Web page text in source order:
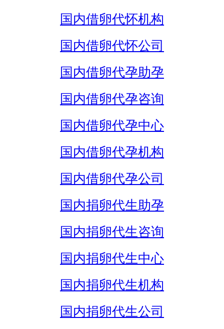
国内借卵代怀机构
国内借卵代怀公司
国内借卵代孕助孕
国内借卵代孕咨询
国内借卵代孕中心
国内借卵代孕机构
国内借卵代孕公司
国内捐卵代生助孕
国内捐卵代生咨询
国内捐卵代生中心
国内捐卵代生机构
国内捐卵代生公司